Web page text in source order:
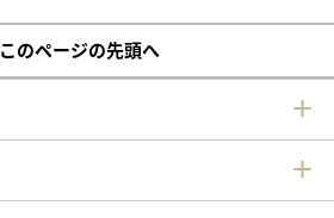
このページの先頭へ